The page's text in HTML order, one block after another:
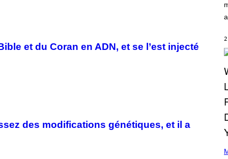
et du Coran en ADN, et se l’est injecté
des modifications génétiques, et il a
Y
R
S
A
.
2
P